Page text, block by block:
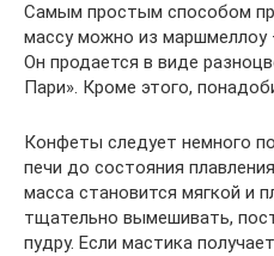
Самым простым способом
массу можно из маршмеллоу
Он продается в виде
Пари». Кроме этого,
Конфеты следует немного
печи до состояния
масса становится мягкой и
тщательно вымешивать,
пудру. Если мастика